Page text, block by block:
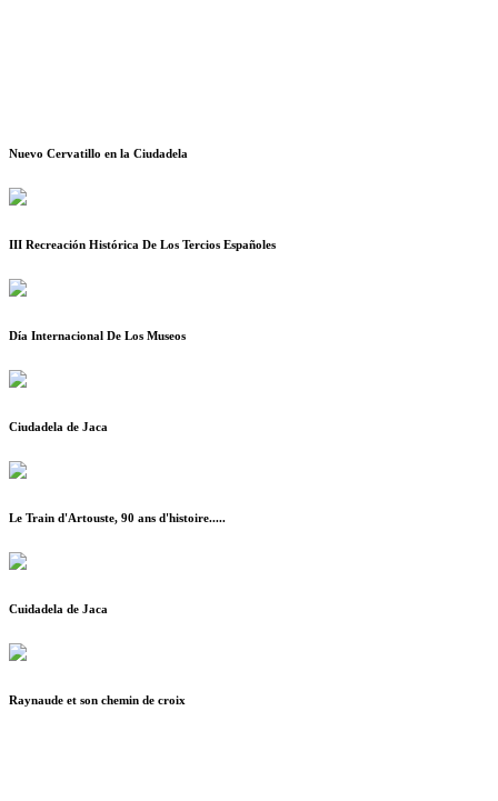
Nuevo Cervatillo en la Ciudadela
III Recreación Histórica De Los Tercios Españoles
Día Internacional De Los Museos
Ciudadela de Jaca
Le Train d'Artouste, 90 ans d'histoire.....
Cuidadela de Jaca
Raynaude et son chemin de croix